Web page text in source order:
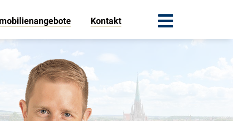
Kontakt